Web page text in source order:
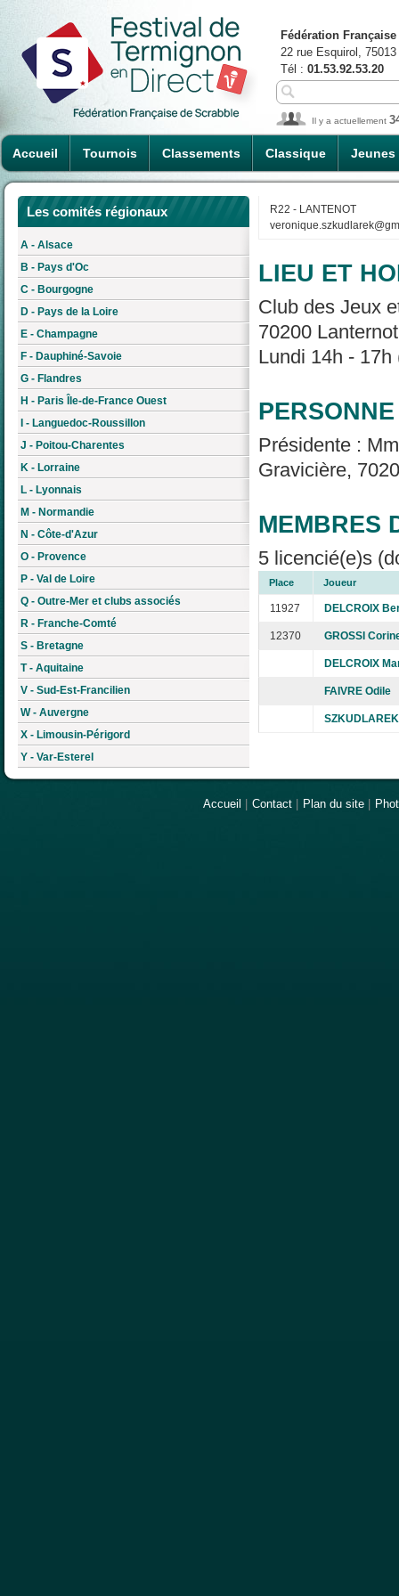
Accueil Tournois Classements Classique Jeunes
Fédération
22 rue Esquirol,
Tél : 01.53.92.53.20
Il y a actuellement
Les comités régionaux
A - Alsace
B - Pays d'Oc
C - Bourgogne
D - Pays de la Loire
E - Champagne
F - Dauphiné-Savoie
G - Flandres
H - Paris Île-de-France Ouest
I - Languedoc-Roussillon
J - Poitou-Charentes
K - Lorraine
L - Lyonnais
M - Normandie
N - Côte-d'Azur
O - Provence
P - Val de Loire
Q - Outre-Mer et clubs associés
R - Franche-Comté
S - Bretagne
T - Aquitaine
V - Sud-Est-Francilien
W - Auvergne
X - Limousin-Périgord
Y - Var-Esterel
R22 - LANTENOT
LIEU ET
Club des Jeux
70200
Lundi 14h -
Présidente :
Gravicière,
MEMBRES
5 licencié(e)s
Place Joueur
11927 DELCROIX
12370 GROSSI
DELCROIX
FAIVRE Odile
Accueil | Contact | Plan du site |